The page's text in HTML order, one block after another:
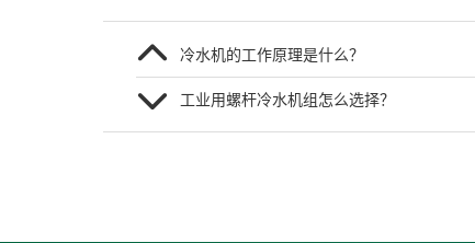
冷水机的工作原理是什么？
工业用螺杆冷水机组怎么选择？